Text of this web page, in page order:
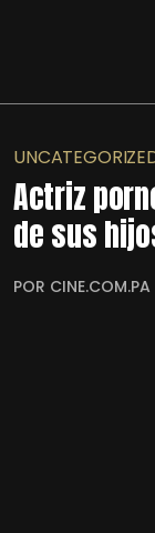
Actriz
de sus
POR CINE.COM.PA